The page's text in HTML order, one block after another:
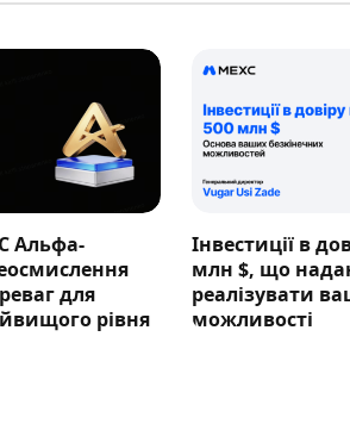
Альфа-
для
рівня
Інвестиції в
млн $, що
реалізувати
можливості